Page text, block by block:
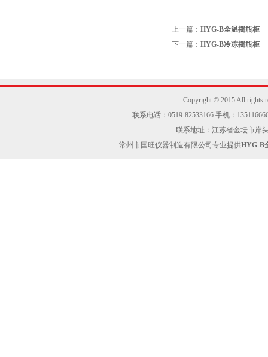
上一篇： HYG-B全温摇瓶柜
下一篇： HYG-B冷冻摇瓶柜
Copyright © 2015 All rights
联系电话：0519-82533166 手机：
联系地址：江苏省金坛市岸
常州市国旺仪器制造有限公司专业提供HYG-B